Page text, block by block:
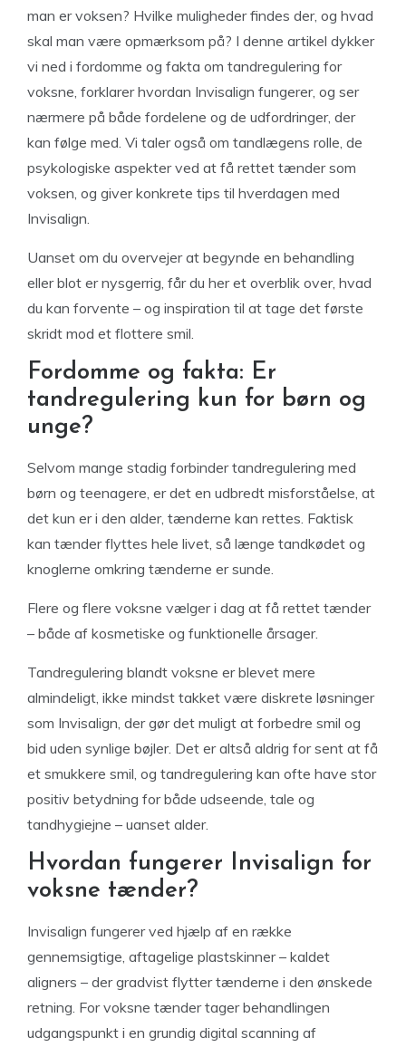
man er voksen? Hvilke muligheder findes der, og hvad
skal man være opmærksom på? I denne artikel dykker
vi ned i fordomme og fakta om tandregulering for
voksne, forklarer hvordan Invisalign fungerer, og ser
nærmere på både fordelene og de udfordringer, der
kan følge med. Vi taler også om tandlægens rolle, de
psykologiske aspekter ved at få rettet tænder som
voksen, og giver konkrete tips til hverdagen med
Invisalign.
Uanset om du overvejer at begynde en behandling
eller blot er nysgerrig, får du her et overblik over, hvad
du kan forvente – og inspiration til at tage det første
skridt mod et flottere smil.
Fordomme og fakta: Er
tandregulering kun for børn og
unge?
Selvom mange stadig forbinder tandregulering med
børn og teenagere, er det en udbredt misforståelse, at
det kun er i den alder, tænderne kan rettes. Faktisk
kan tænder flyttes hele livet, så længe tandkødet og
knoglerne omkring tænderne er sunde.
Flere og flere voksne vælger i dag at få rettet tænder
– både af kosmetiske og funktionelle årsager.
Tandregulering blandt voksne er blevet mere
almindeligt, ikke mindst takket være diskrete løsninger
som Invisalign, der gør det muligt at forbedre smil og
bid uden synlige bøjler. Det er altså aldrig for sent at få
et smukkere smil, og tandregulering kan ofte have stor
positiv betydning for både udseende, tale og
tandhygiejne – uanset alder.
Hvordan fungerer Invisalign for
voksne tænder?
Invisalign fungerer ved hjælp af en række
gennemsigtige, aftagelige plastskinner – kaldet
aligners – der gradvist flytter tænderne i den ønskede
retning. For voksne tænder tager behandlingen
udgangspunkt i en grundig digital scanning af